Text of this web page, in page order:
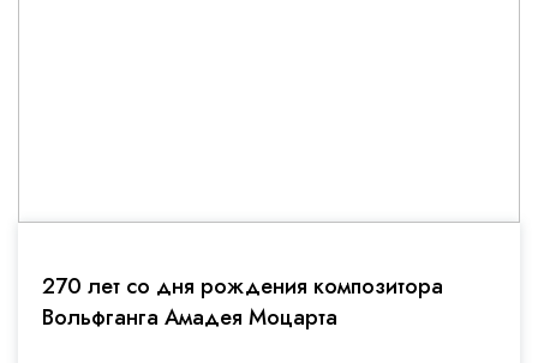
270 лет со дня рождения композитора
Вольфганга Амадея Моцарта